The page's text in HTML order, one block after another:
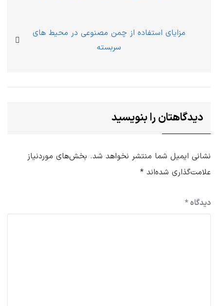
Next
مزایای استفاده از چمن مصنوعی در محیط های
سربسته
دیدگاهتان را بنویسید
نشانی ایمیل شما منتشر نخواهد شد. بخش‌های موردنیاز
علامت‌گذاری شده‌اند *
دیدگاه*